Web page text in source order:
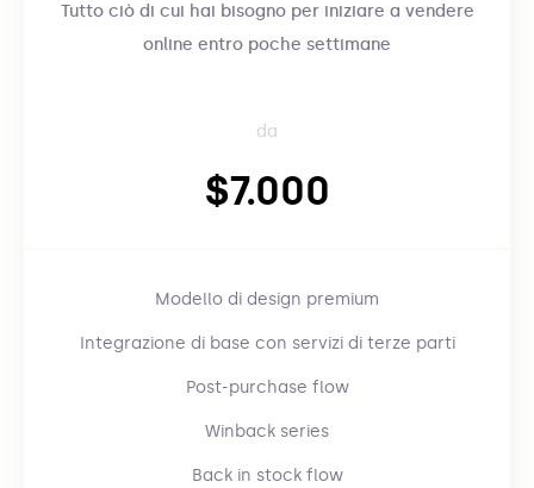
Tutto ciò di cui hai bisogno per iniziare a vendere
online entro poche settimane
da
$7.000
Modello di design premium
Integrazione di base con servizi di terze parti
Post-purchase flow
Winback series
Back in stock flow